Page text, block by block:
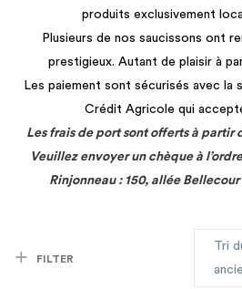
produits exclusivement
Plusieurs de nos saucissons ont
prestigieux. Autant de plaisir à
Les paiement sont sécurisés avec la
Crédit Agricole qui
Les frais de port sont offerts à partir
Veuillez envoyer un chèque à
Rinjonneau : 150, allée
FILTER
Tri